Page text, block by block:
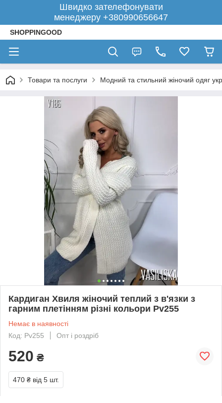
Швидко зателефонувати
менеджеру +380990656647
SHOPPINGOOD
Товари та послуги Модний та стильний жіночий одяг
Кардиган Хвиля жіночий теплий з в'язки з
гарним плетінням різні кольори Pv255
Немає в наявності
Код: Pv255
Опт і роздріб
520 ₴
470 ₴ від 5 шт.